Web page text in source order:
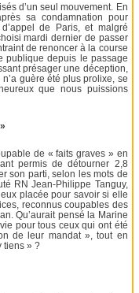
d’un seul mouvement. En
sa condamnation pour
de Paris, et malgré
mardi dernier de passer
de renoncer à la course
publique depuis le passage
présager une déception,
guère été plus prolixe, se
que nous puissions
de « faits graves » en
permis de détourner 2,8
son parti, selon les mots de
RN Jean-Philippe Tanguy,
placée pour savoir si elle
reconnus coupables des
Qu’aurait pensé la Marine
pour tous ceux qui ont été
de leur mandat », tout en
tiens » ?